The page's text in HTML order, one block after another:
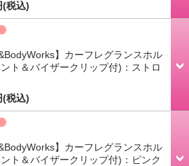
(税込)
】カーフレグランスホル
ト＆バイザークリップ付)：ストロ
(税込)
】カーフレグランスホル
ト＆バイザークリップ付)：ピンク